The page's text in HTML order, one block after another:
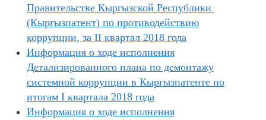
Правительстве Кыргызской Республики
(Кыргызпатент) по противодействию
коррупции, за II квартал 2018 года
Информация о ходе исполнения
Детализированного плана по демонтажу
системной коррупции в Кыргызпатенте по
итогам I квартала 2018 года
Информация о ходе исполнения